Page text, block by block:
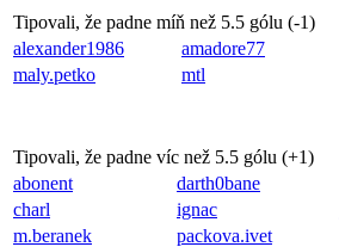
Tipovali, že padne míň než 5.5 gólu (-1)
alexander1986
amadore77
maly.petko
mtl
Tipovali, že padne víc než 5.5 gólu (+1)
abonent
darth0bane
charl
ignac
m.beranek
packova.ivet